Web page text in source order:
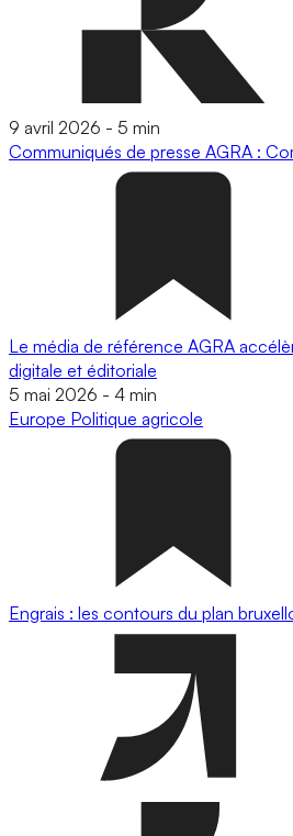
9 avril 2026 - 5 min
Communiqués de presse AGRA :
Le média de référence AGRA
digitale et éditoriale
5 mai 2026 - 4 min
Europe Politique agricole
Engrais : les contours du plan